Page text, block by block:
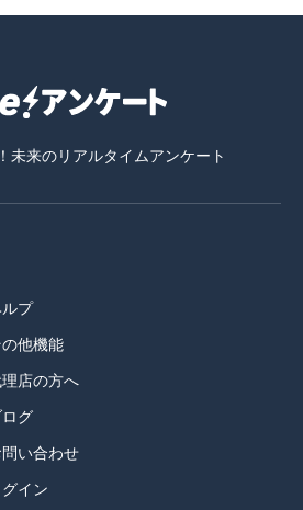
未来のリアルタイムアンケート
プ
の他機能
店の方へ
ログ
問い合わせ
グイン